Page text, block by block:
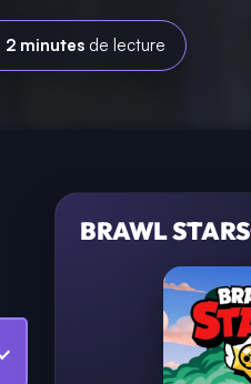
2 minutes de lecture
BRAWL STARS